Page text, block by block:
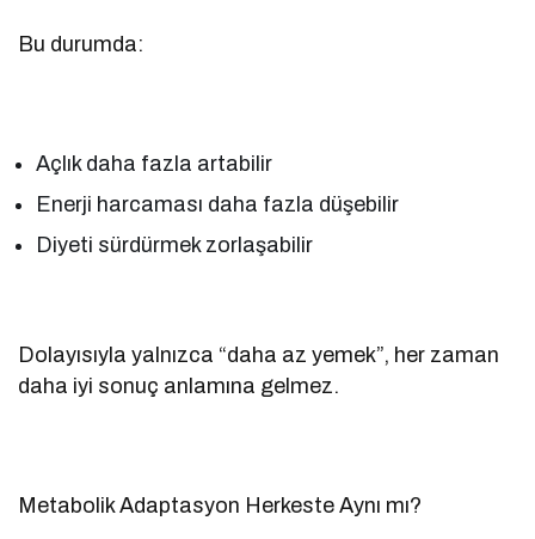
Bu durumda:
Açlık daha fazla artabilir
Enerji harcaması daha fazla düşebilir
Diyeti sürdürmek zorlaşabilir
Dolayısıyla yalnızca “daha az yemek”, her zaman
daha iyi sonuç anlamına gelmez.
Metabolik Adaptasyon Herkeste Aynı mı?